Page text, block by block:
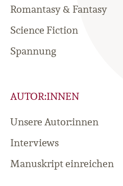
Romantasy & Fantasy
Science Fiction
Spannung
AUTOR:INNEN
Unsere Autor:innen
Interviews
Manuskript einreichen